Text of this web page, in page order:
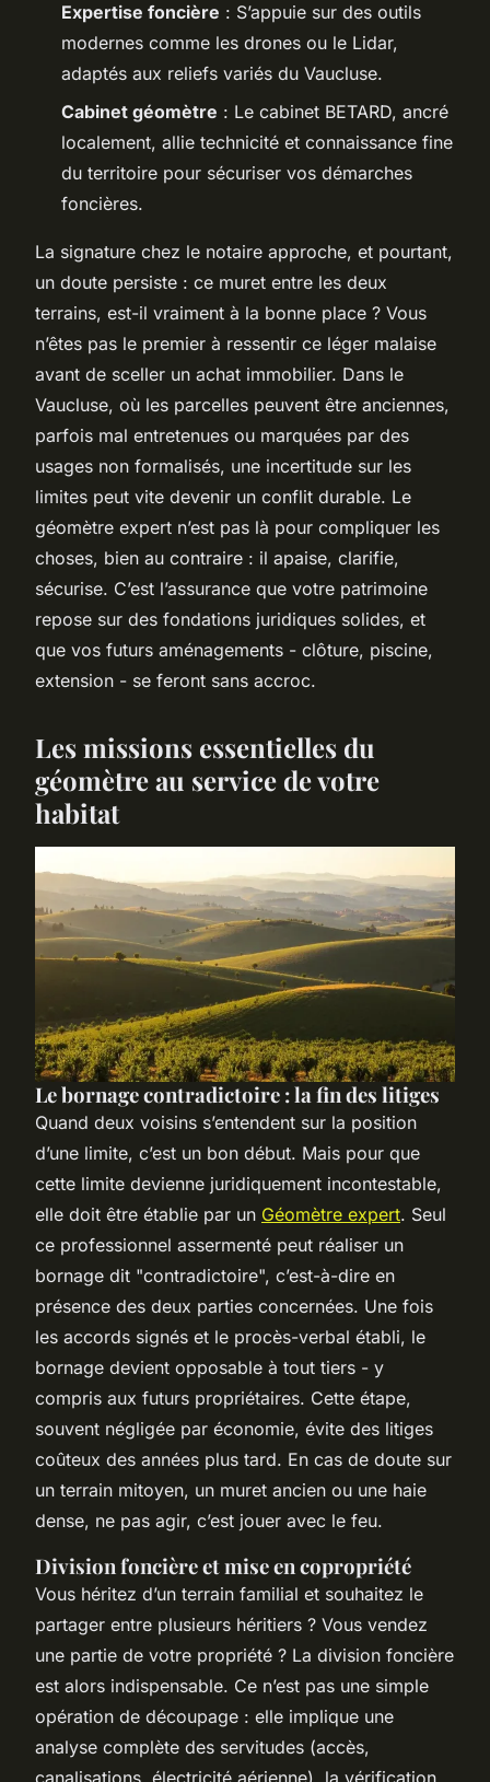
Expertise foncière : S’appuie sur des outils
modernes comme les drones ou le Lidar,
adaptés aux reliefs variés du Vaucluse.
Cabinet géomètre : Le cabinet BETARD, ancré
localement, allie technicité et connaissance fine
du territoire pour sécuriser vos démarches
foncières.
La signature chez le notaire approche, et pourtant,
un doute persiste : ce muret entre les deux
terrains, est-il vraiment à la bonne place ? Vous
n’êtes pas le premier à ressentir ce léger malaise
avant de sceller un achat immobilier. Dans le
Vaucluse, où les parcelles peuvent être anciennes,
parfois mal entretenues ou marquées par des
usages non formalisés, une incertitude sur les
limites peut vite devenir un conflit durable. Le
géomètre expert n’est pas là pour compliquer les
choses, bien au contraire : il apaise, clarifie,
sécurise. C’est l’assurance que votre patrimoine
repose sur des fondations juridiques solides, et
que vos futurs aménagements - clôture, piscine,
extension - se feront sans accroc.
Les missions essentielles du
géomètre au service de votre
habitat
Le bornage contradictoire : la fin des litiges
Quand deux voisins s’entendent sur la position
d’une limite, c’est un bon début. Mais pour que
cette limite devienne juridiquement incontestable,
elle doit être établie par un Géomètre expert. Seul
ce professionnel assermenté peut réaliser un
bornage dit "contradictoire", c’est-à-dire en
présence des deux parties concernées. Une fois
les accords signés et le procès-verbal établi, le
bornage devient opposable à tout tiers - y
compris aux futurs propriétaires. Cette étape,
souvent négligée par économie, évite des litiges
coûteux des années plus tard. En cas de doute sur
un terrain mitoyen, un muret ancien ou une haie
dense, ne pas agir, c’est jouer avec le feu.
Division foncière et mise en copropriété
Vous héritez d’un terrain familial et souhaitez le
partager entre plusieurs héritiers ? Vous vendez
une partie de votre propriété ? La division foncière
est alors indispensable. Ce n’est pas une simple
opération de découpage : elle implique une
analyse complète des servitudes (accès,
canalisations, électricité aérienne), la vérification